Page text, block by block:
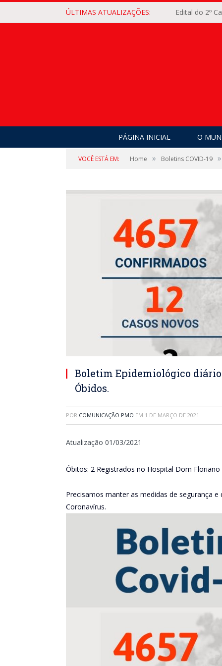
ÚLTIMAS ATUALIZAÇÕES: Edital do 2º
PÁGINA INICIAL O
VOCÊ ESTÁ EM: Home » Boletins COVID-19 »
Boletim Epidemiológico
Óbidos.
POR COMUNICAÇÃO PMO EM 1 DE MARÇO DE 2021
Atualização 01/03/2021
Óbitos: 2 Registrados no Hospital Dom
Precisamos manter as medidas de segurança
Coronavírus.